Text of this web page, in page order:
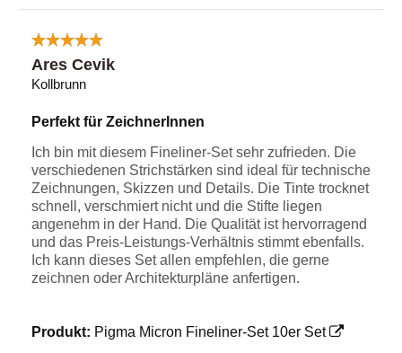
Ares Cevik
Kollbrunn
Perfekt für ZeichnerInnen
Ich bin mit diesem Fineliner-Set sehr zufrieden. Die
verschiedenen Strichstärken sind ideal für technische
Zeichnungen, Skizzen und Details. Die Tinte trocknet
schnell, verschmiert nicht und die Stifte liegen
angenehm in der Hand. Die Qualität ist hervorragend
und das Preis-Leistungs-Verhältnis stimmt ebenfalls.
Ich kann dieses Set allen empfehlen, die gerne
zeichnen oder Architekturpläne anfertigen.
Produkt: Pigma Micron Fineliner-Set 10er Set